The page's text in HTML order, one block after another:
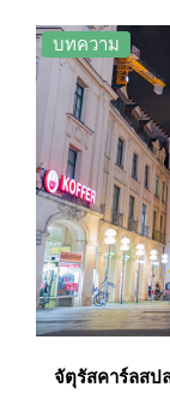
แผงและร้าน
วางจำหน่าย
พันธุ์พืช เนื้อ
แปรรูป สมุน
นี่ยังสะท้อนวั
คด้วยสัญลักษ
หรือในภาษาอั
ตั้งในวันที่ 1
แรงงาน
ของประเทศ
บทความ
จัตุรัสคาร์ลสป